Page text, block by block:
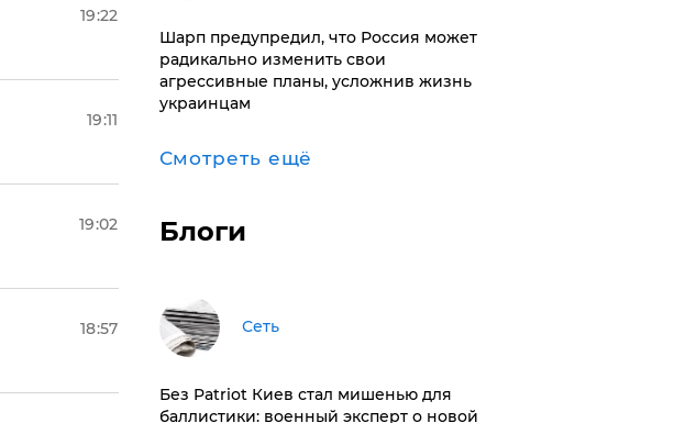
19:22
19:11
19:02
18:57
Шарп предупредил, что Россия может
радикально изменить свои
агрессивные планы, усложнив жизнь
украинцам
Смотреть ещё
Блоги
Сеть
​Без Patriot Киев стал мишенью для
баллистики: военный эксперт о новой